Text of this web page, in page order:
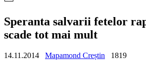
Speranta salvarii fetelor
scade tot mai mult
14.11.2014 Mapamond Creștin
1819